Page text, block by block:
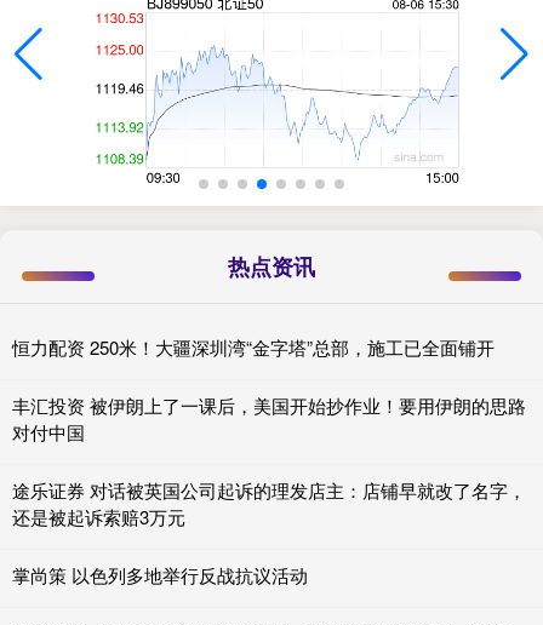
热点资讯
恒力配资 250米！大疆深圳湾“金字塔”总部，施工已全面铺开
丰汇投资 被伊朗上了一课后，美国开始抄作业！要用伊朗的思路
对付中国
途乐证券 对话被英国公司起诉的理发店主：店铺早就改了名字，
还是被起诉索赔3万元
掌尚策 以色列多地举行反战抗议活动